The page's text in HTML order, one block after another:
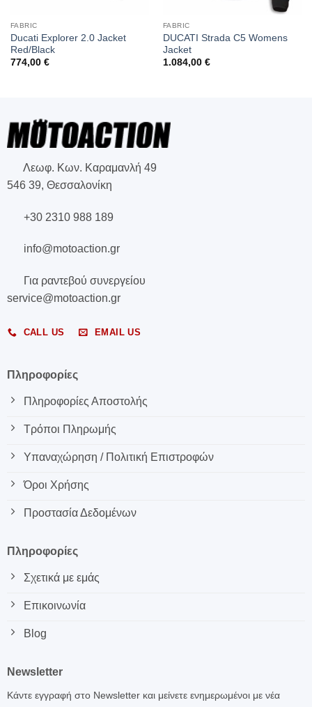
FABRIC
Ducati Explorer 2.0 Jacket
Red/Black
774,00 €
FABRIC
DUCATI Strada C5 Womens
Jacket
1.084,00 €
Λεωφ. Κων. Καραμανλή 49
546 39, Θεσσαλονίκη
+30 2310 988 189
info@motoaction.gr
Για ραντεβού συνεργείου
service@motoaction.gr
CALL US EMAIL US
Πληροφορίες
Πληροφορίες Αποστολής
Τρόποι Πληρωμής
Υπαναχώρηση / Πολιτική Επιστροφών
Όροι Χρήσης
Προστασία Δεδομένων
Πληροφορίες
Σχετικά με εμάς
Επικοινωνία
Blog
Newsletter
Κάντε εγγραφή στο Newsletter και μείνετε ενημερωμένοι με νέα